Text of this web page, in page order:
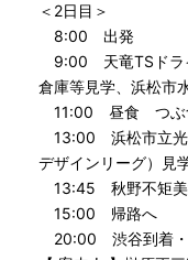
＜2日目＞
8:00 出発
9:00 天竜TSドラ
倉庫等見学、浜松市
11:00 昼食 つぶ
13:00 浜松市立光
デザインリーグ）見
13:45 秋野不矩美
15:00 帰路へ
20:00 渋谷到着・